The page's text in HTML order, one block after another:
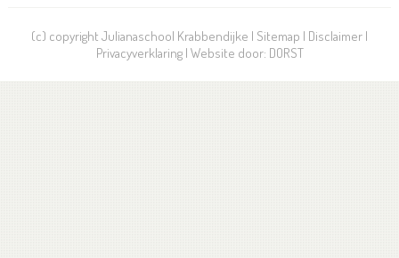
(c) copyright Julianaschool Krabbendijke | Sitemap | Disclaimer |
Privacyverklaring| Website door: DORST